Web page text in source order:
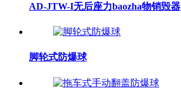
AD-JTW-I无后座力baozha物销毁器
脚轮式防爆球